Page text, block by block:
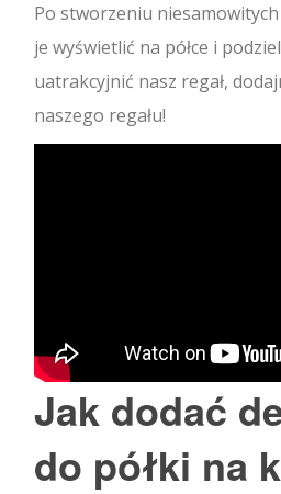
Po stworzeniu
je wyświetlić na półce i
uatrakcyjnić nasz regał,
naszego regału!
Jak dodać
do półki na